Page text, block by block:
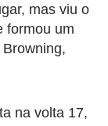
mas viu o
formou um
na volta 17,